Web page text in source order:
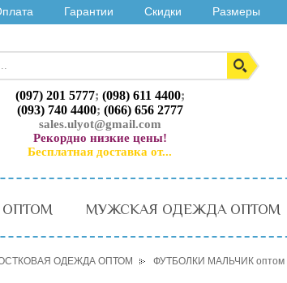
Гарантии Скидки Размеры
(097) 201 5777; (098) 611 4400;
(093) 740 4400; (066) 656 2777
sales.ulyot@gmail.com
Рекордно низкие цены!
Бесплатная доставка от...
МУЖСКАЯ ОДЕЖДА ОПТОМ
ОДЕЖДА ОПТОМ ФУТБОЛКИ МАЛЬЧИК оптом